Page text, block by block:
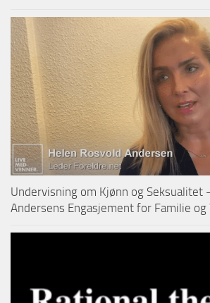
Undervisning om Kjønn og Seksualitet
Andersens Engasjement for Familie og